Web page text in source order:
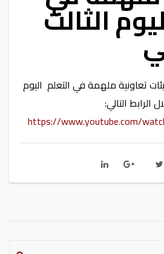
الثالث
تعاونية ملهمة في التعلم اليوم
الرابط التالي:
https://www.youtube.com/